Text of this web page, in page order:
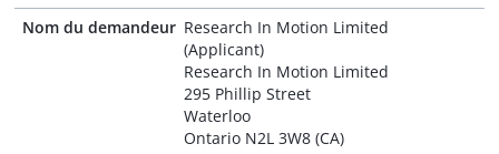
Nom du demandeur Research In Motion Limited
(Applicant)
Research In Motion Limited
295 Phillip Street
Waterloo
Ontario N2L 3W8 (CA)